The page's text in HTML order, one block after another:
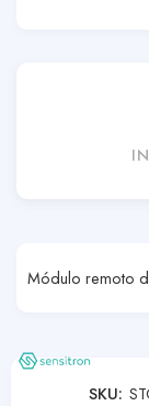
Módulo remoto
SKU: